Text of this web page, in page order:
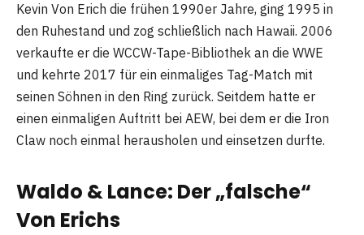
Kevin Von Erich die frühen 1990er Jahre, ging 1995 in
den Ruhestand und zog schließlich nach Hawaii. 2006
verkaufte er die WCCW-Tape-Bibliothek an die WWE
und kehrte 2017 für ein einmaliges Tag-Match mit
seinen Söhnen in den Ring zurück. Seitdem hatte er
einen einmaligen Auftritt bei AEW, bei dem er die Iron
Claw noch einmal herausholen und einsetzen durfte.
Waldo & Lance: Der „falsche“
Von Erichs